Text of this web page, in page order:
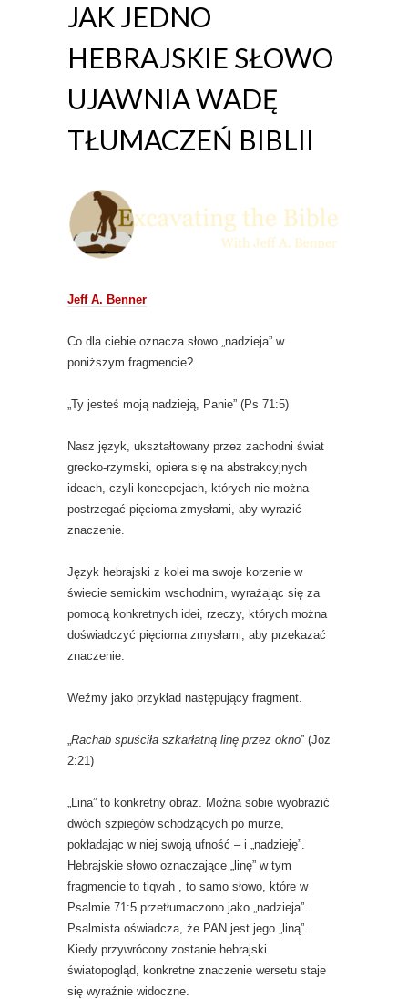
JAK JEDNO
HEBRAJSKIE SŁOWO
UJAWNIA WADĘ
TŁUMACZEŃ BIBLII
Jeff A. Benner
Co dla ciebie oznacza słowo „nadzieja” w
poniższym fragmencie?
„Ty jesteś moją nadzieją, Panie” (Ps 71:5)
Nasz język, ukształtowany przez zachodni świat
grecko-rzymski, opiera się na abstrakcyjnych
ideach, czyli koncepcjach, których nie można
postrzegać pięcioma zmysłami, aby wyrazić
znaczenie.
Język hebrajski z kolei ma swoje korzenie w
świecie semickim wschodnim, wyrażając się za
pomocą konkretnych idei, rzeczy, których można
doświadczyć pięcioma zmysłami, aby przekazać
znaczenie.
Weźmy jako przykład następujący fragment.
„Rachab spuściła szkarłatną linę przez okno” (Joz
2:21)
„Lina” to konkretny obraz. Można sobie wyobrazić
dwóch szpiegów schodzących po murze,
pokładając w niej swoją ufność – i „nadzieję”.
Hebrajskie słowo oznaczające „linę” w tym
fragmencie to tiqvah , to samo słowo, które w
Psalmie 71:5 przetłumaczono jako „nadzieja”.
Psalmista oświadcza, że ​​PAN jest jego „liną”.
Kiedy przywrócony zostanie hebrajski
światopogląd, konkretne znaczenie wersetu staje
się wyraźnie widoczne.